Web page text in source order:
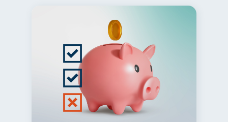
Finanzas en Pareja 1
Finanzas personales 44
Manejo de deudas
Educación financiera
Finanzas para jóvenes
Control de deudas 30